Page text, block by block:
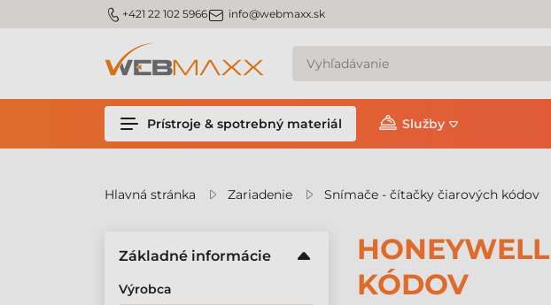
m_phone +421 22 102 5966m_email info@webmaxx.sk
Prístroje & spotrebný materiál Služby
Hlavná stránka Zariadenie Snímače - čítačky čiarových kódov
KÓDOV
Základné informácie
Výrobca